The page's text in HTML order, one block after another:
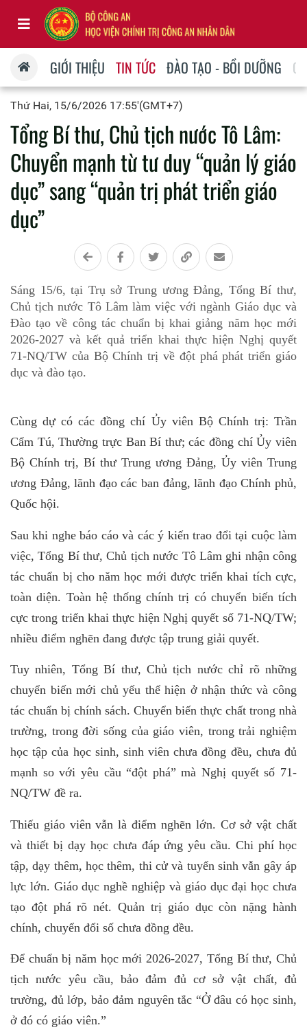
GIỚI THIỆU TIN TỨC ĐÀO TẠO - BỒI DƯỠNG
Thứ Hai, 15/6/2026 17:55'(GMT+7)
Tổng Bí thư, Chủ tịch nước Tô Lâm:
Chuyển mạnh từ tư duy “quản lý giáo
dục” sang “quản trị phát triển giáo
dục”
Sáng 15/6, tại Trụ sở Trung ương Đảng, Tổng Bí thư,
Chủ tịch nước Tô Lâm làm việc với ngành Giáo dục và
Đào tạo về công tác chuẩn bị khai giảng năm học mới
2026-2027 và kết quả triển khai thực hiện Nghị quyết
71-NQ/TW của Bộ Chính trị về đột phá phát triển giáo
dục và đào tạo.
Cùng dự có các đồng chí Ủy viên Bộ Chính trị: Trần
Cẩm Tú, Thường trực Ban Bí thư; các đồng chí Ủy viên
Bộ Chính trị, Bí thư Trung ương Đảng, Ủy viên Trung
ương Đảng, lãnh đạo các ban đảng, lãnh đạo Chính phủ,
Quốc hội.
Sau khi nghe báo cáo và các ý kiến trao đổi tại cuộc làm
việc, Tổng Bí thư, Chủ tịch nước Tô Lâm ghi nhận công
tác chuẩn bị cho năm học mới được triển khai tích cực,
toàn diện. Toàn hệ thống chính trị có chuyển biến tích
cực trong triển khai thực hiện Nghị quyết số 71-NQ/TW;
nhiều điểm nghẽn đang được tập trung giải quyết.
Tuy nhiên, Tổng Bí thư, Chủ tịch nước chỉ rõ những
chuyển biến mới chủ yếu thể hiện ở nhận thức và công
tác chuẩn bị chính sách. Chuyển biến thực chất trong nhà
trường, trong đời sống của giáo viên, trong trải nghiệm
học tập của học sinh, sinh viên chưa đồng đều, chưa đủ
mạnh so với yêu cầu “đột phá” mà Nghị quyết số 71-
NQ/TW đề ra.
Thiếu giáo viên vẫn là điểm nghẽn lớn. Cơ sở vật chất
và thiết bị dạy học chưa đáp ứng yêu cầu. Chi phí học
tập, dạy thêm, học thêm, thi cử và tuyển sinh vẫn gây áp
lực lớn. Giáo dục nghề nghiệp và giáo dục đại học chưa
tạo đột phá rõ nét. Quản trị giáo dục còn nặng hành
chính, chuyển đổi số chưa đồng đều.
Để chuẩn bị năm học mới 2026-2027, Tổng Bí thư, Chủ
tịch nước yêu cầu, bảo đảm đủ cơ sở vật chất, đủ
trường, đủ lớp, bảo đảm nguyên tắc “Ở đâu có học sinh,
ở đó có giáo viên.”